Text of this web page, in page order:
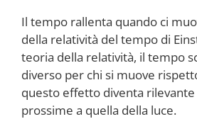
Il tempo rallenta quando ci
della relatività del tempo di
teoria della relatività, il tempo
diverso per chi si muove
questo effetto diventa rilevante
prossime a quella della luce.